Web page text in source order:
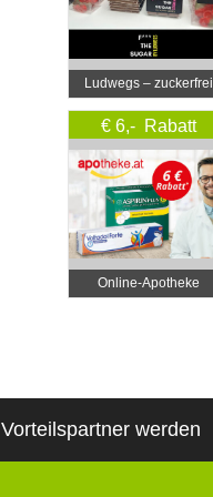
Ludwegs – zuckerfrei
leben
€ 6,- Rabatt
Online‑Apotheke
Vorteilspartner werden